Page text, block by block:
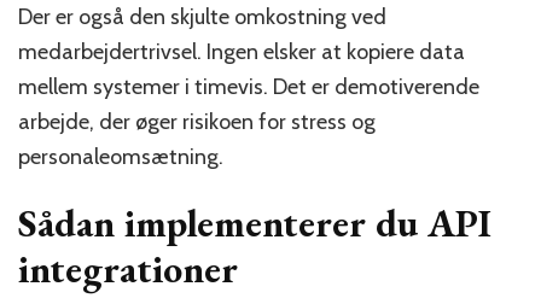
Der er også den skjulte omkostning ved
medarbejdertrivsel. Ingen elsker at kopiere data
mellem systemer i timevis. Det er demotiverende
arbejde, der øger risikoen for stress og
personaleomsætning.
Sådan implementerer du API
integrationer